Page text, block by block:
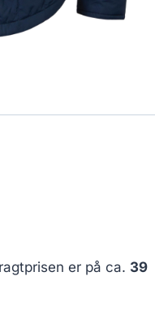
er på ca. 39